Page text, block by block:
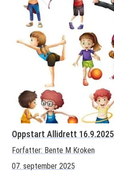
Oppstart Allidrett 16.9.2025
Forfatter: Bente M Kroken
07. september 2025